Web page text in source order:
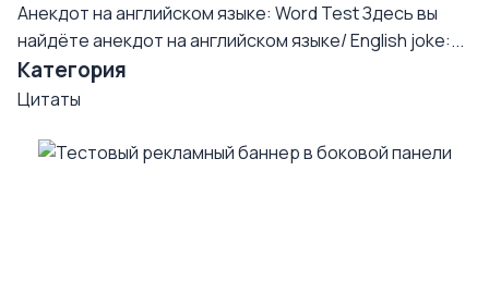
Анекдот на английском языке: Word TestЗдесь вы
найдёте анекдот на английском языке/ English joke:...
Категория
Цитаты